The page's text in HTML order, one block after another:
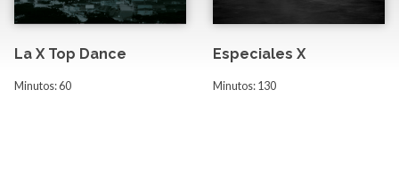
La X Top Dance
Minutos: 60
Especiales X
Minutos: 130